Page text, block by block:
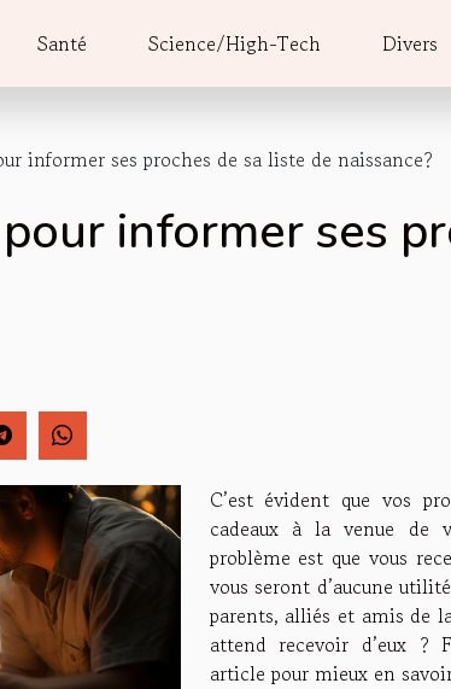
Santé Science/High-Tech Divers
informer ses proches de sa liste de naissance?
informer ses
C’est évident que vos
cadeaux à la venue de
problème est que vous
vous seront d’aucune
parents, alliés et amis de
attend recevoir d’eux ?
article pour mieux en